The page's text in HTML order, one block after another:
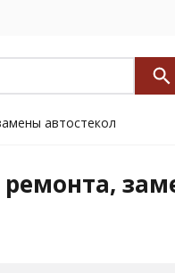
автостекол